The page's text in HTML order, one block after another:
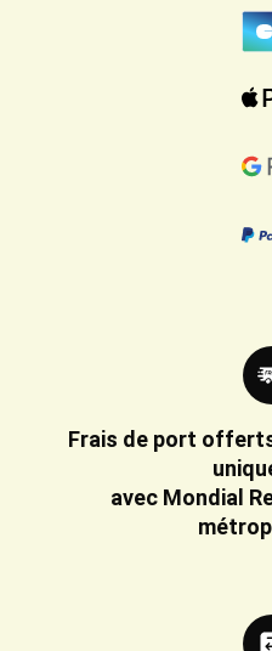
Frais de port
avec Mondial